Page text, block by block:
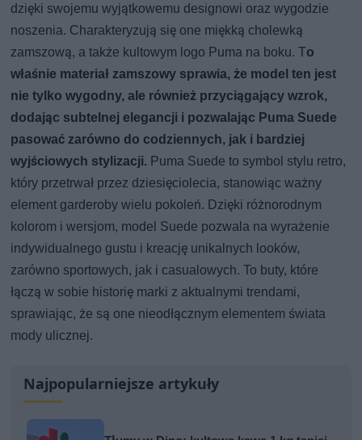
dzięki swojemu wyjątkowemu designowi oraz wygodzie
noszenia. Charakteryzują się one miękką cholewką
zamszową, a także kultowym logo Puma na boku. To
właśnie materiał zamszowy sprawia, że model ten jest
nie tylko wygodny, ale również przyciągający wzrok,
dodając subtelnej elegancji i pozwalając Puma Suede
pasować zarówno do codziennych, jak i bardziej
wyjściowych stylizacji. Puma Suede to symbol stylu retro,
który przetrwał przez dziesięciolecia, stanowiąc ważny
element garderoby wielu pokoleń. Dzięki różnorodnym
kolorom i wersjom, model Suede pozwala na wyrażenie
indywidualnego gustu i kreację unikalnych looków,
zarówno sportowych, jak i casualowych. To buty, które
łączą w sobie historię marki z aktualnymi trendami,
sprawiając, że są one nieodłącznym elementem świata
mody ulicznej.
Najpopularniejsze artykuły